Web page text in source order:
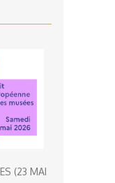
(23 MAI